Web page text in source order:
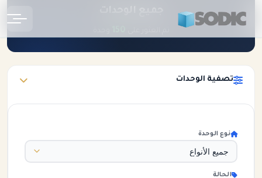
الرئيسية الوحدات
تصفية الوحدات
نوع الوحدة
الحالة